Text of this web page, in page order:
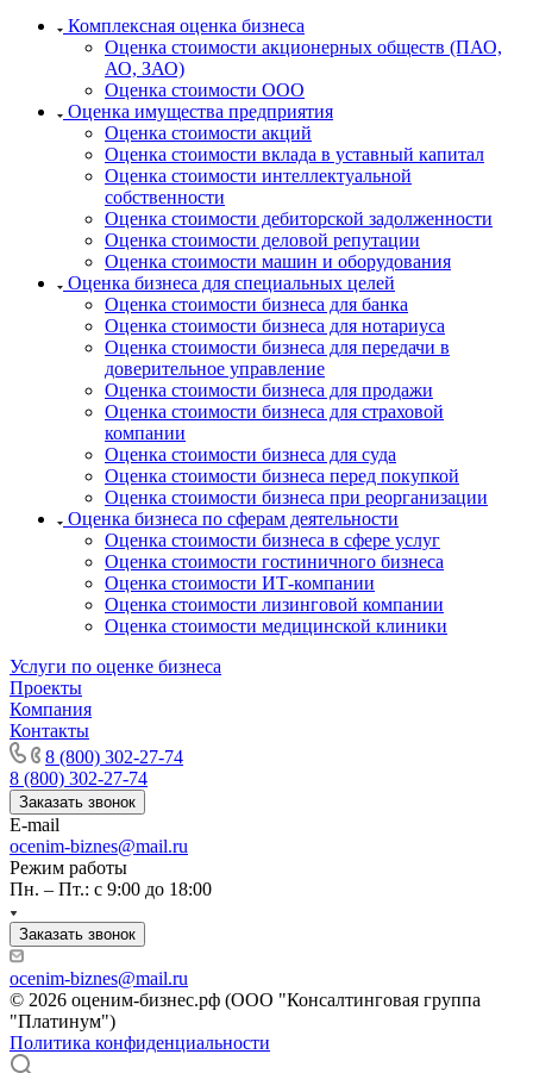
Комплексная оценка бизнеса
Оценка стоимости акционерных обществ (ПАО,
АО, ЗАО)
Оценка стоимости ООО
Оценка имущества предприятия
Оценка стоимости акций
Оценка стоимости вклада в уставный капитал
Оценка стоимости интеллектуальной
собственности
Оценка стоимости дебиторской задолженности
Оценка стоимости деловой репутации
Оценка стоимости машин и оборудования
Оценка бизнеса для специальных целей
Оценка стоимости бизнеса для банка
Оценка стоимости бизнеса для нотариуса
Оценка стоимости бизнеса для передачи в
доверительное управление
Оценка стоимости бизнеса для продажи
Оценка стоимости бизнеса для страховой
компании
Оценка стоимости бизнеса для суда
Оценка стоимости бизнеса перед покупкой
Оценка стоимости бизнеса при реорганизации
Оценка бизнеса по сферам деятельности
Оценка стоимости бизнеса в сфере услуг
Оценка стоимости гостиничного бизнеса
Оценка стоимости ИТ-компании
Оценка стоимости лизинговой компании
Оценка стоимости медицинской клиники
Услуги по оценке бизнеса
Проекты
Компания
Контакты
8 (800) 302-27-74
8 (800) 302-27-74
Заказать звонок
E-mail
ocenim-biznes@mail.ru
Режим работы
Пн. – Пт.: с 9:00 до 18:00
Заказать звонок
ocenim-biznes@mail.ru
© 2026 оценим-бизнес.рф (ООО "Консалтинговая группа
"Платинум")
Политика конфиденциальности
Кольчугино
Комсомольск-на-Амуре
Корсаков
Кострома
Котельники
Котлас
Красноармейск
Красногорск
Краснодар
Краснокаменск
Краснокамск
Краснотурьинск
Красноуфимск
Красноярск
Красный Кут
Красный Сулин
Кропоткин